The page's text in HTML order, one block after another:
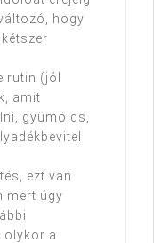
hogy
rutin (jól
amit
gyümölcs,
ezt van
mert úgy
olykor a